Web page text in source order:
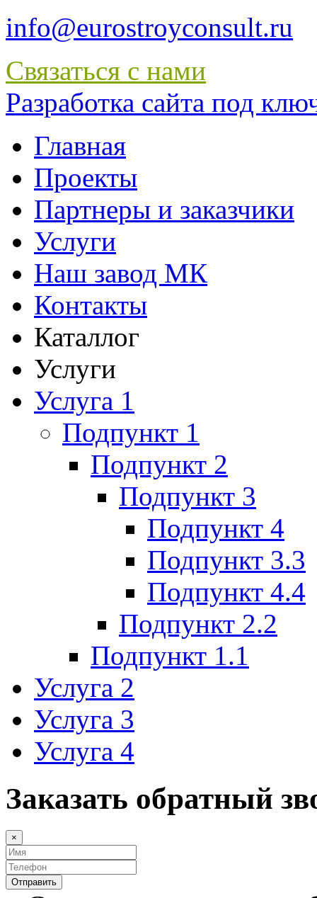
info@eurostroyconsult.ru
Связаться с нами
Разработка сайта под
Главная
Проекты
Партнеры и заказчики
Услуги
Наш завод МК
Контакты
Каталлог
Услуги
Услуга 1
Подпункт 1
Подпункт 2
Подпункт 3
Подпункт 4
Подпункт 3.3
Подпункт 4.4
Подпункт 2.2
Подпункт 1.1
Услуга 2
Услуга 3
Услуга 4
Заказать обратный
×